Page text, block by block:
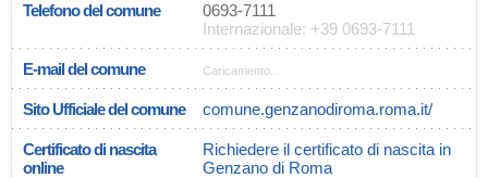
Telefono del comune
0693-7111
Internazionale: +39 0693-7111
E-mail del comune Caricamento...
Sito Ufficiale del comune comune.genzanodiroma.roma.it/
Certificato di nascita
online
Richiedere il certificato di nascita in
Genzano di Roma